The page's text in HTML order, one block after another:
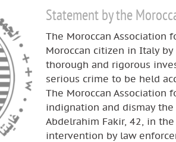
Statement by the
The Moroccan Association
Moroccan citizen in Italy
thorough and rigorous
serious crime to be held
The Moroccan Association
indignation and dismay
Abdelrahim Fakir, 42, in
intervention by law